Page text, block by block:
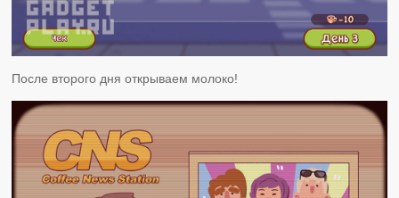
После второго дня открываем молоко!